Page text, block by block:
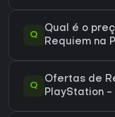
Q
Qual é o
Requiem na
Q
Ofertas de
PlayStation -